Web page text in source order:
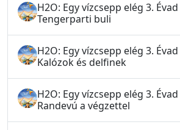
H2O: Egy vízcsepp elég 3. Évad
Tengerparti buli
H2O: Egy vízcsepp elég 3. Évad
Kalózok és delfinek
H2O: Egy vízcsepp elég 3. Évad
Randevú a végzettel